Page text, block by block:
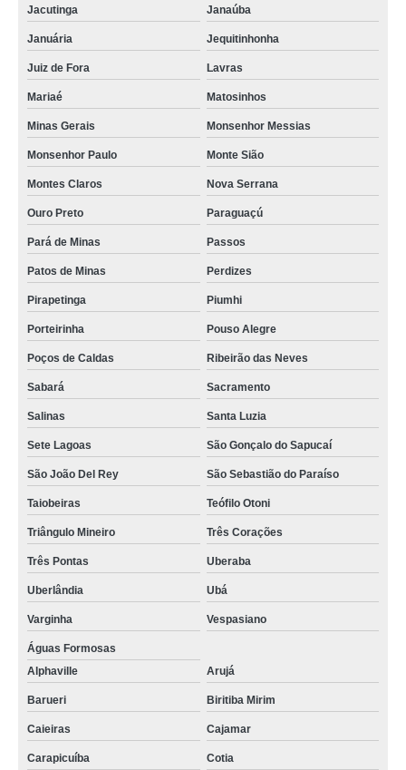
Jacutinga Janaúba
Januária Jequitinhonha
Juiz de Fora Lavras
Mariaé Matosinhos
Minas Gerais Monsenhor Messias
Monsenhor Paulo Monte Sião
Montes Claros Nova Serrana
Ouro Preto Paraguaçú
Pará de Minas Passos
Patos de Minas Perdizes
Pirapetinga Piumhi
Porteirinha Pouso Alegre
Poços de Caldas Ribeirão das Neves
Sabará Sacramento
Salinas Santa Luzia
Sete Lagoas São Gonçalo do Sapucaí
São João Del Rey São Sebastião do Paraíso
Taiobeiras Teófilo Otoni
Triângulo Mineiro Três Corações
Três Pontas Uberaba
Uberlândia Ubá
Varginha Vespasiano
Águas Formosas
Alphaville
Arujá
Barueri Biritiba Mirim
Caieiras Cajamar
Carapicuíba Cotia